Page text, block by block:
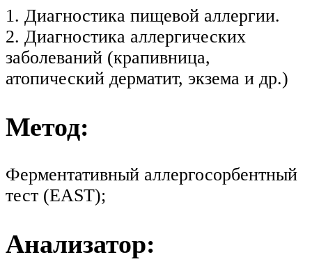
1. Диагностика пищевой аллергии.
2. Диагностика аллергических
заболеваний (крапивница,
атопический дерматит, экзема и др.)
Метод:
Ферментативный аллергосорбентный
тест (EAST);
Анализатор: